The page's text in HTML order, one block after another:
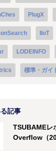
PlugX
IIoT
LODEINFO
標準・ガイ
記事
TSUBAMEレ
Overflow（